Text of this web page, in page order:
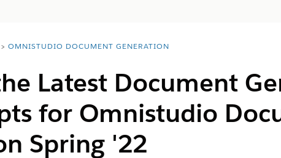
OMNISTUDIO DOCUMENT GENERATION
Latest Document
for Omnistudio
Spring '22